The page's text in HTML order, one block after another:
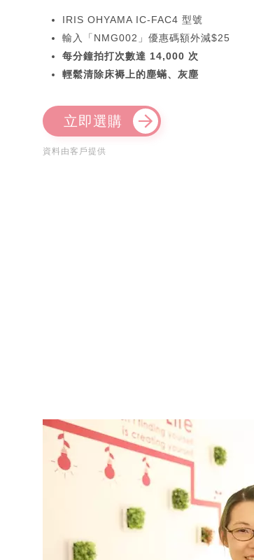
IRIS OHYAMA IC-FAC4 型號
輸入「NMG002」優惠碼額外減$25
每分鐘拍打次數達 14,000 次
輕鬆清除床褥上的塵蟎、灰塵
立即選購
資料由客戶提供